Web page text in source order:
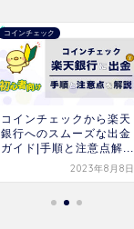
コインチェック
コインチェックから楽天
銀行へのスムーズな出金
ガイド|手順と注意点解...
2023年8月8日